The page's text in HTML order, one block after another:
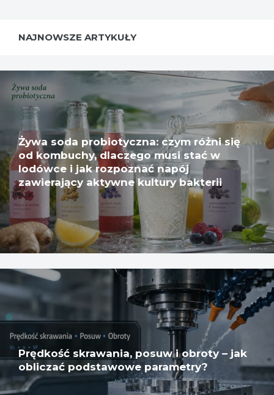
NAJNOWSZE ARTYKUŁY
Żywa soda probiotyczna: czym różni się
od kombuchy, dlaczego musi stać w
lodówce i jak rozpoznać napój
zawierający aktywne kultury bakterii
Prędkość skrawania, posuw i obroty – jak
obliczać podstawowe parametry?